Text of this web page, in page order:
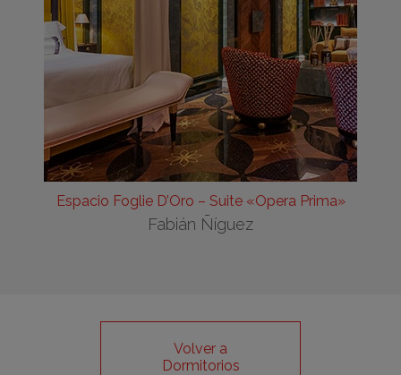
Espacio Foglie D’Oro – Suite «Opera Prima»
Fabián Ñíguez
Volver a
Dormitorios